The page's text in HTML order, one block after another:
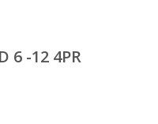
6 -12 4PR